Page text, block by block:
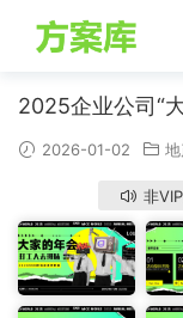
2025企业公司“
2026-01-02
非